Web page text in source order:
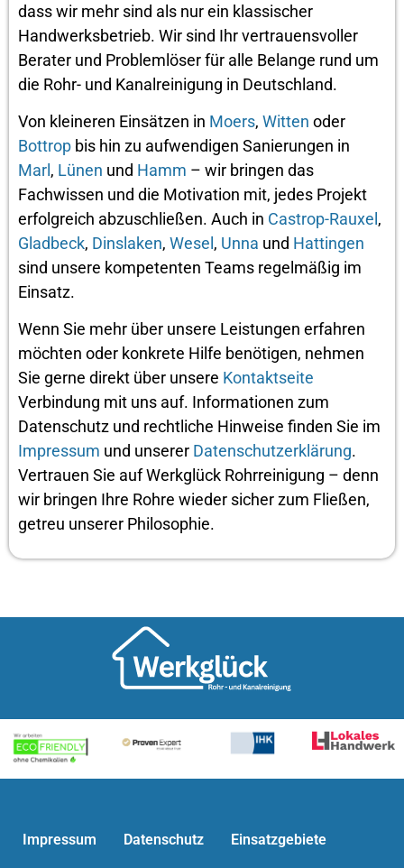
dass wir mehr sind als nur ein klassischer
Handwerksbetrieb. Wir sind Ihr vertrauensvoller
Berater und Problemlöser für alle Belange rund um
die Rohr- und Kanalreinigung in Deutschland.
Von kleineren Einsätzen in Moers, Witten oder
Bottrop bis hin zu aufwendigen Sanierungen in
Marl , Lünen und Hamm – wir bringen das
Fachwissen und die Motivation mit, jedes Projekt
erfolgreich abzuschließen. Auch in Castrop-Rauxel ,
Gladbeck, Dinslaken, Wesel , Unna und Hattingen
sind unsere kompetenten Teams regelmäßig im
Einsatz.
Wenn Sie mehr über unsere Leistungen erfahren
möchten oder konkrete Hilfe benötigen, nehmen
Sie gerne direkt über unsere Kontaktseite
Verbindung mit uns auf. Informationen zum
Datenschutz und rechtliche Hinweise finden Sie im
Impressum und unserer Datenschutzerklärung.
Vertrauen Sie auf Werkglück Rohrreinigung – denn
wir bringen Ihre Rohre wieder sicher zum Fließen,
getreu unserer Philosophie.
Impressum Datenschutz Einsatzgebiete